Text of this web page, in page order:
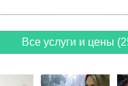
Все услуги и цены